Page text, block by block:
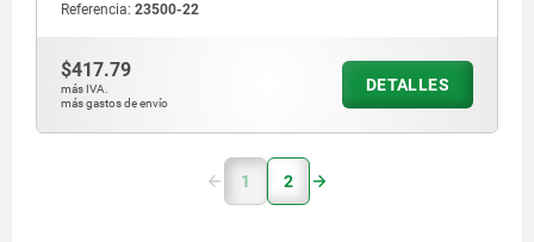
Referencia: 23500-22
$417.79
más IVA.
más gastos de envío
DETALLES
1 2